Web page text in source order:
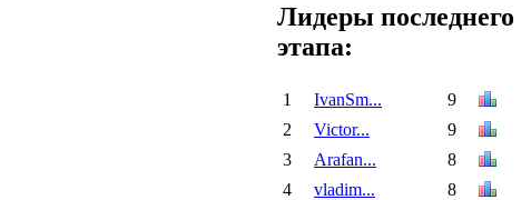
Лидеры последнего
этапа:
1 IvanSm...
9
2
Victor...
9
3
Arafan...
8
4
vladim...
8